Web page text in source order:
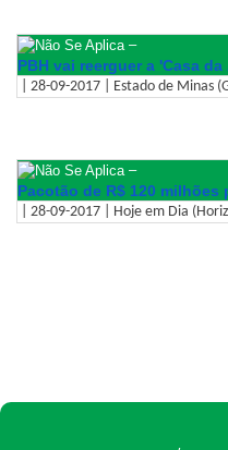
–
PBH vai reerguer a 'Casa da
| 28-09-2017 | Estado de Minas
–
Pacotão de R$ 120 milhões
| 28-09-2017 | Hoje em Dia